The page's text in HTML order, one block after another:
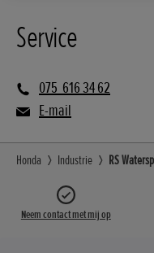
Service
075  616 34 62
E-mail
Honda Industrie RS
Neem contact met mij op